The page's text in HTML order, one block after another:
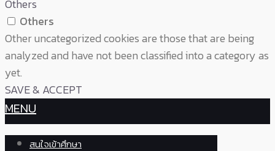
Others
Others
Other uncategorized cookies are those that are being
analyzed and have not been classified into a category as
yet.
SAVE & ACCEPT
MENU
สนใจเข้าศึกษา